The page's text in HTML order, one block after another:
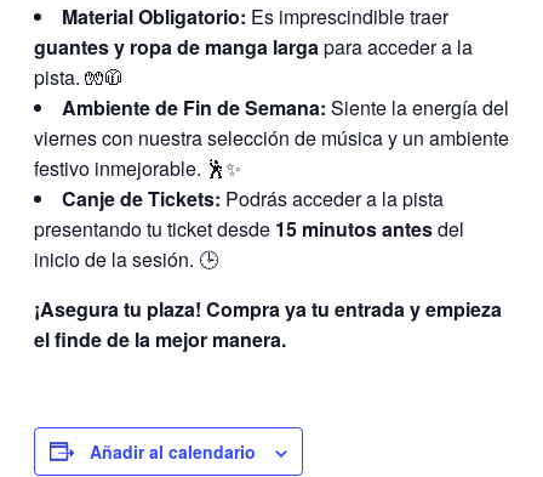
Material Obligatorio: Es imprescindible traer
guantes y ropa de manga largapara acceder a la
pista. 🧤🧥
Ambiente de Fin de Semana: Siente la energía del
viernes con nuestra selección de música y un ambiente
festivo inmejorable. 🕺✨
Canje de Tickets: Podrás acceder a la pista
presentando tu ticket desde 15 minutos antesdel
inicio de la sesión. 🕒
¡Asegura tu plaza! Compra ya tu entrada y empieza
el finde de la mejor manera.
Añadir al calendario